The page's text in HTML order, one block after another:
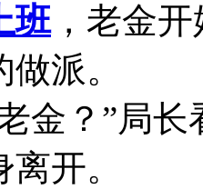
班，老金
派。
？”局长
开。